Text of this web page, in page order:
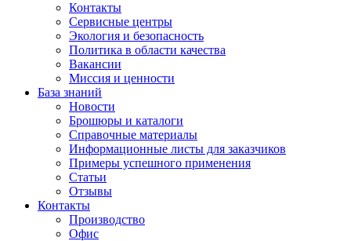
Контакты
Сервисные центры
Экология и безопасность
Политика в области качества
Вакансии
Миссия и ценности
База знаний
Новости
Брошюры и каталоги
Справочные материалы
Информационные листы для заказчиков
Примеры успешного применения
Статьи
Отзывы
Контакты
Производство
Офис